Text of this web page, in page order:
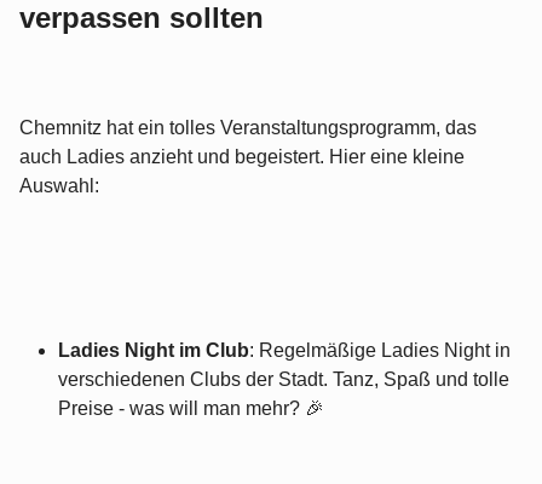
verpassen sollten
Chemnitz hat ein tolles Veranstaltungsprogramm, das
auch Ladies anzieht und begeistert. Hier eine kleine
Auswahl:
Ladies Night im Club: Regelmäßige Ladies Night in
verschiedenen Clubs der Stadt. Tanz, Spaß und tolle
Preise - was will man mehr? 🎉